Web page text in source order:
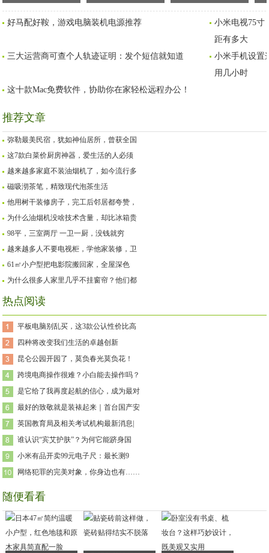
含量，却比冰箱贵太
多？听人说完才明白
工后邻居都夸赞，太有
创意
泡茶生活
机
灶
好马配好鞍，游戏电脑装机电源推荐
小米电视75寸
距有多大
三大运营商可查个人轨迹证明：发个短信就知道
小米手机设置
用几小时
这十款Mac免费软件，协助你在家轻松远程办公！
推荐文章
弥勒最美民宿，犹如神仙居所，曾获全国
这7款白菜价厨房神器，爱生活的人必须
越来越多家庭不装油烟机了，如今流行多
磁吸沏茶笔，精致现代泡茶生活
他用树干装修房子，完工后邻居都夸赞，
为什么油烟机没啥技术含量，却比冰箱贵
98平，三室两厅 一卫一厨，没钱就穷
越来越多人不要电视柜，学他家装修，卫
61㎡小户型把电影院搬回家，全屋深色
为什么很多人家里几乎不挂窗帘？他们都
热点阅读
平板电脑别乱买，这3款公认性价比高
四种将改变我们生活的卓越创新
昆仑公园开园了，莫负春光莫负花！
跨境电商操作很难？小白能去操作吗？
是它给了我再度起航的信心，成为最对
最好的致敬就是装裱起来｜首台国产安
英国教育局及相关考试机构最新消息|
谁认识“宾艾护肤”？为何它能跻身国
小米有品开卖99元电子尺：最长测9
网络犯罪的完美对象，你身边也有……
随便看看